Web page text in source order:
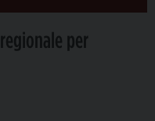
per